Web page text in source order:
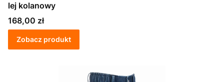
lej kolanowy
Cena
168,00 zł
Zobacz produkt